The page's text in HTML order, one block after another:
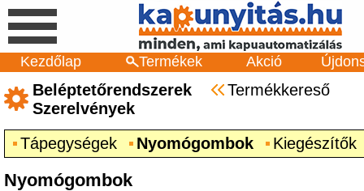
Kezdőlap Termékek Akció
Beléptetőrendszerek
Termékkereső
Szerelvények
Tápegységek
Nyomógombok Kiegészítők
Nyomógombok